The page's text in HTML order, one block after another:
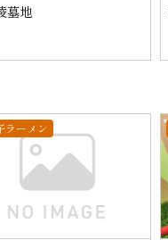
墓地
ラーメン